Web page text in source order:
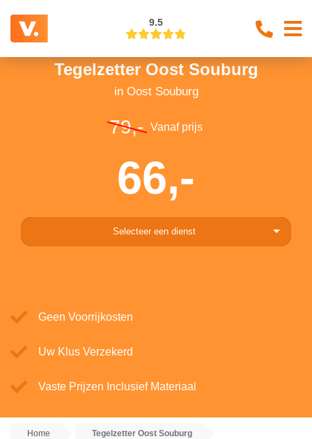
9.5
Tegelzetter Oost Souburg
in Oost Souburg
79,- Vanaf prijs
66,-
Selecteer een dienst
Geen Voorrijkosten
Uw Klus Verzekerd
Vaste Prijzen Inclusief Materiaal
Home Tegelzetter Oost Souburg